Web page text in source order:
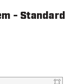
- Standard